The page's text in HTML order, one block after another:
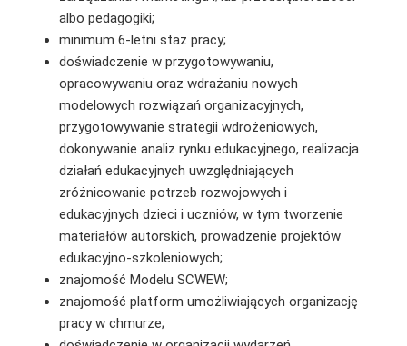
albo pedagogiki;
minimum 6-letni staż pracy;
doświadczenie w przygotowywaniu,
opracowywaniu oraz wdrażaniu nowych
modelowych rozwiązań organizacyjnych,
przygotowywanie strategii wdrożeniowych,
dokonywanie analiz rynku edukacyjnego, realizacja
działań edukacyjnych uwzględniających
zróżnicowanie potrzeb rozwojowych i
edukacyjnych dzieci i uczniów, w tym tworzenie
materiałów autorskich, prowadzenie projektów
edukacyjno-szkoleniowych;
znajomość Modelu SCWEW;
znajomość platform umożliwiających organizację
pracy w chmurze;